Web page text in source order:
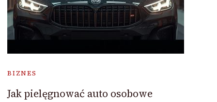
BIZNES
Jak pielęgnować auto osobowe